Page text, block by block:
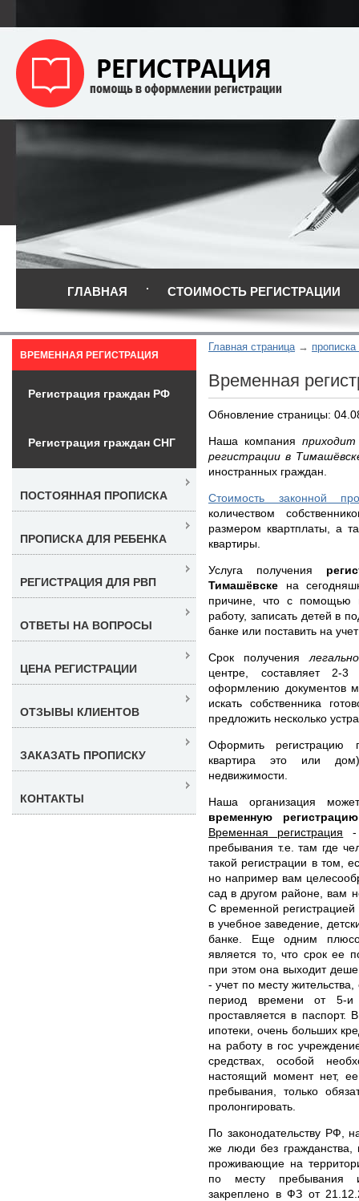
ГЛАВНАЯ СТОИМОСТЬ РЕГИСТРАЦИИ
Главная страница
Временная
Обновление страницы:
Наша компания
регистрации в
иностранных граждан.
Стоимость законной
количеством
размером квартплаты, а
квартиры.
Услуга получения
Тимашёвске на
причине, что с помощью
работу, записать детей в
банке или поставить на
Срок получения
центре, составляет
оформлению документов
искать собственника
предложить несколько
Оформить
квартира это или
недвижимости.
Наша организация
временную
Временная регистрация -
пребывания т.е. там где
такой регистрации в том,
но например вам
сад в другом районе, вам
С временной регистрацией
в учебное заведение,
банке. Еще одним
является то, что срок ее
при этом она выходит
- учет по месту
период времени от 5-
проставляется в паспорт.
ипотеки, очень больших
на работу в гос
средствах, особой
настоящий момент нет,
пребывания, только
пролонгировать.
По законодательству РФ,
же люди без
проживающие на
по месту пребывания
закреплено в ФЗ от
ВРЕМЕННАЯ РЕГИСТРАЦИЯ
Регистрация граждан РФ
Регистрация граждан СНГ
ПОСТОЯННАЯ ПРОПИСКА
ПРОПИСКА ДЛЯ РЕБЕНКА
РЕГИСТРАЦИЯ ДЛЯ РВП
ОТВЕТЫ НА ВОПРОСЫ
ЦЕНА РЕГИСТРАЦИИ
ОТЗЫВЫ КЛИЕНТОВ
ЗАКАЗАТЬ ПРОПИСКУ
КОНТАКТЫ